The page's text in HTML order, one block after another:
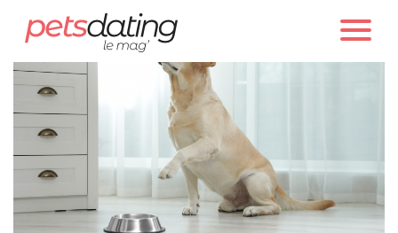
Chien
Chat
Faits Divers